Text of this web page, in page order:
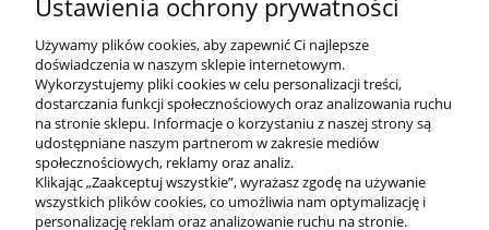
do koszyka
POMOC
Ustawienia ochrony prywatności
Używamy plików cookies, aby zapewnić Ci najlepsze
doświadczenia w naszym sklepie internetowym.
Wykorzystujemy pliki cookies w celu personalizacji treści,
dostarczania funkcji społecznościowych oraz analizowania ruchu
na stronie sklepu. Informacje o korzystaniu z naszej strony są
udostępniane naszym partnerom w zakresie mediów
społecznościowych, reklamy oraz analiz.
Klikając „Zaakceptuj wszystkie”, wyrażasz zgodę na używanie
wszystkich plików cookies, co umożliwia nam optymalizację i
personalizację reklam oraz analizowanie ruchu na stronie.